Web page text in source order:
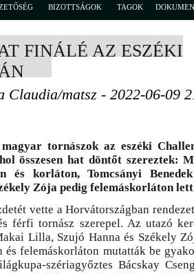
BIZOTTSÁGOK TAGOK
FINÁLÉ AZ ESZÉKI
Claudia/matsz - 2022-06-09
tornászok az eszéki
összesen hat döntőt szereztek:
és korláton, Tomcsányi
Zója pedig felemáskorláton
vette a Horvátországban
férfi tornász szerepel. Az utazó
Lilla, Szujó Hanna és Székely
és felemáskorláton mutatták be
szériagyőztes Bácskay